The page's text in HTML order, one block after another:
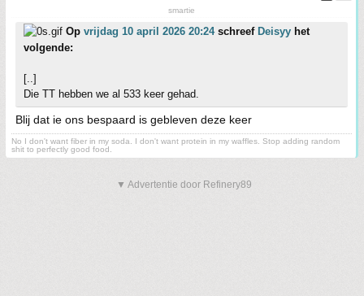
smartie
Op vrijdag 10 april 2026 20:24schreef Deisyy het
volgende:
[..]
Die TT hebben we al 533 keer gehad.
Blij dat ie ons bespaard is gebleven deze keer
No I don't want fiber in my soda. I don't want protein in my waffles. Stop adding random
shit to perfectly good food.
▼ Advertentie door Refinery89